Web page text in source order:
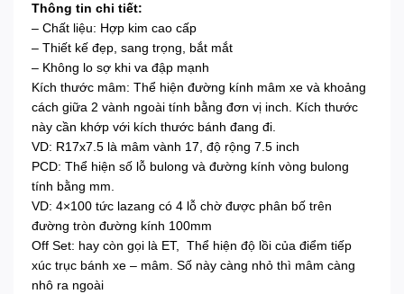
Thông tin chi tiết:
– Chất liệu: Hợp kim cao cấp
– Thiết kế đẹp, sang trọng, bắt mắt
– Không lo sợ khi va đập mạnh
Kích thước mâm: Thể hiện đường kính mâm xe và khoảng
cách giữa 2 vành ngoài tính bằng đơn vị inch. Kích thước
này cần khớp với kích thước bánh đang đi.
VD: R17x7.5 là mâm vành 17, độ rộng 7.5 inch
PCD: Thể hiện số lỗ bulong và đường kính vòng bulong
tính bằng mm.
VD: 4×100 tức lazang có 4 lỗ chờ được phân bố trên
đường tròn đường kính 100mm
Off Set: hay còn gọi là ET, Thể hiện độ lồi của điểm tiếp
xúc trục bánh xe – mâm. Số này càng nhỏ thì mâm càng
nhô ra ngoài